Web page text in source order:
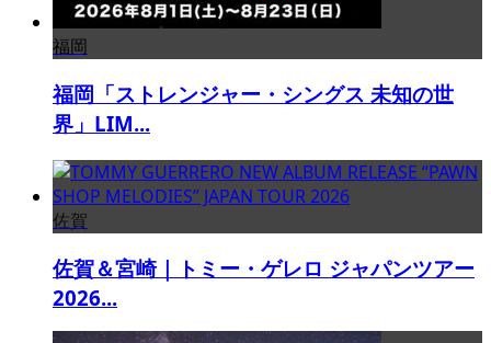
福岡
福岡「ストレンジャー・シングス 未知の世
界」LIM...
佐賀
佐賀＆宮崎｜トミー・ゲレロ ジャパンツアー
2026...